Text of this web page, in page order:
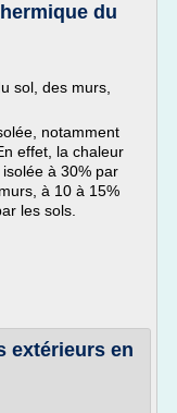
du
sol, des murs,
notamment
effet, la chaleur
à 30% par
à 10 à 15%
les sols.
extérieurs en